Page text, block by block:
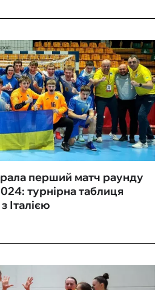
перший матч раунду
турнірна таблиця
Італією